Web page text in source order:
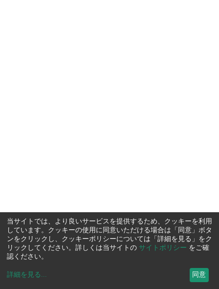
当サイトでは、より良いサービスを提供するため、クッキーを利用
しています。クッキーの使用に同意いただける場合は「同意」ボタ
ンをクリックし、クッキーポリシーについては「詳細を見る」をク
リックしてください。詳しくは当サイトの サイトポリシー をご確
認ください。
詳細を見る ... 同意